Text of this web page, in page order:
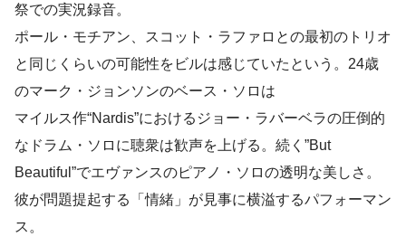
祭での実況録音。
ポール・モチアン、スコット・ラファロとの最初のトリオ
と同じくらいの可能性をビルは感じていたという。24歳
のマーク・ジョンソンのベース・ソロは
マイルス作“Nardis”におけるジョー・ラバーベラの圧倒的
なドラム・ソロに聴衆は歓声を上げる。続く”But
Beautiful”でエヴァンスのピアノ・ソロの透明な美しさ。
彼が問題提起する「情緒」が見事に横溢するパフォーマン
ス。